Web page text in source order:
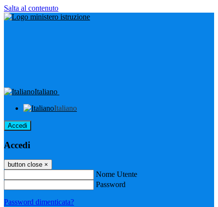
Salta al contenuto
Italiano
Italiano
Accedi
Accedi
button close ×
Nome Utente
Password
Password dimenticata?